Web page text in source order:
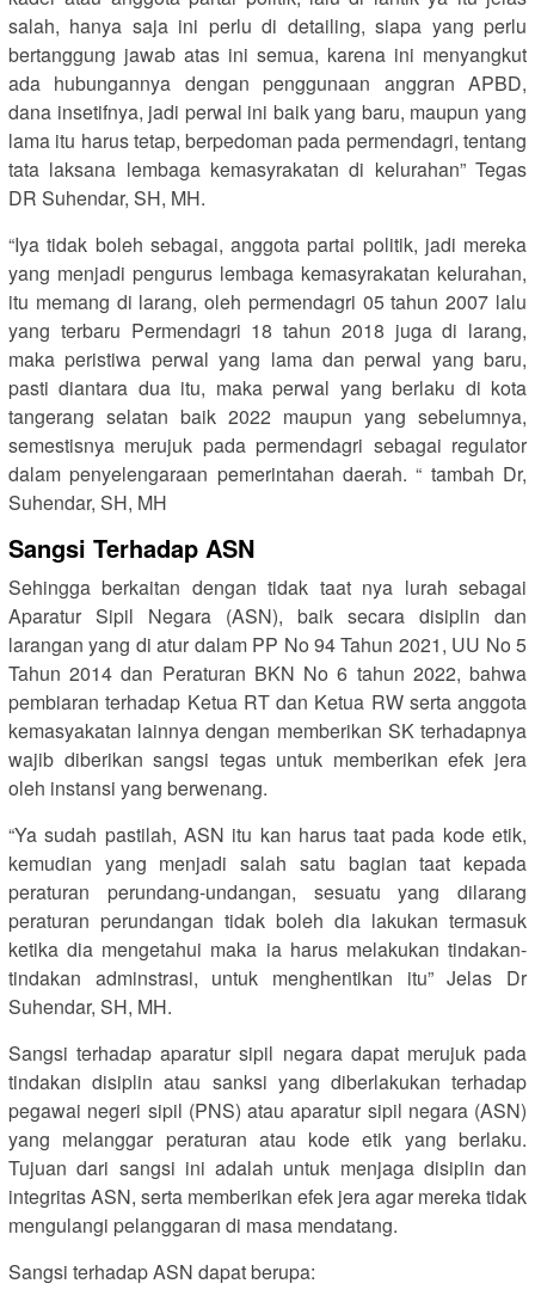
salah, hanya saja ini perlu di detailing, siapa yang perlu
bertanggung jawab atas ini semua, karena ini menyangkut
ada hubungannya dengan penggunaan anggran APBD,
dana insetifnya, jadi perwal ini baik yang baru, maupun yang
lama itu harus tetap, berpedoman pada permendagri, tentang
tata laksana lembaga kemasyrakatan di kelurahan” Tegas
DR Suhendar, SH, MH.
“Iya tidak boleh sebagai, anggota partai politik, jadi mereka
yang menjadi pengurus lembaga kemasyrakatan kelurahan,
itu memang di larang, oleh permendagri 05 tahun 2007 lalu
yang terbaru Permendagri 18 tahun 2018 juga di larang,
maka peristiwa perwal yang lama dan perwal yang baru,
pasti diantara dua itu, maka perwal yang berlaku di kota
tangerang selatan baik 2022 maupun yang sebelumnya,
semestisnya merujuk pada permendagri sebagai regulator
dalam penyelengaraan pemerintahan daerah. “ tambah Dr,
Suhendar, SH, MH
Sangsi Terhadap ASN
Sehingga berkaitan dengan tidak taat nya lurah sebagai
Aparatur Sipil Negara (ASN), baik secara disiplin dan
larangan yang di atur dalam PP No 94 Tahun 2021, UU No 5
Tahun 2014 dan Peraturan BKN No 6 tahun 2022, bahwa
pembiaran terhadap Ketua RT dan Ketua RW serta anggota
kemasyakatan lainnya dengan memberikan SK terhadapnya
wajib diberikan sangsi tegas untuk memberikan efek jera
oleh instansi yang berwenang.
“Ya sudah pastilah, ASN itu kan harus taat pada kode etik,
kemudian yang menjadi salah satu bagian taat kepada
peraturan perundang-undangan, sesuatu yang dilarang
peraturan perundangan tidak boleh dia lakukan termasuk
ketika dia mengetahui maka ia harus melakukan tindakan-
tindakan adminstrasi, untuk menghentikan itu” Jelas Dr
Suhendar, SH, MH.
Sangsi terhadap aparatur sipil negara dapat merujuk pada
tindakan disiplin atau sanksi yang diberlakukan terhadap
pegawai negeri sipil (PNS) atau aparatur sipil negara (ASN)
yang melanggar peraturan atau kode etik yang berlaku.
Tujuan dari sangsi ini adalah untuk menjaga disiplin dan
integritas ASN, serta memberikan efek jera agar mereka tidak
mengulangi pelanggaran di masa mendatang.
Sangsi terhadap ASN dapat berupa: